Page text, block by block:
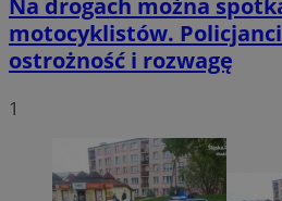
Na drogach można
motocyklistów.
ostrożność i rozwagę
1